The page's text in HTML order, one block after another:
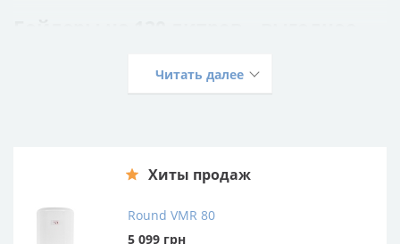
Водонагреватель сможет достаточно быстро обеспечить
наличие горячей воды в вашем доме. Вы будете спокойно
для коттеджей и квартир, где живут большие семьи из 4-6
человек. Также бойлеры 120л можно устанавливать в
больницах.
Читать далее
Хиты продаж
Round VMR 80
5 099 грн